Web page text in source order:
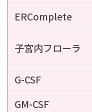
ERComplete
子宮内フローラ
G-CSF
GM-CSF